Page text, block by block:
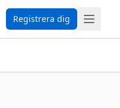
Registrera dig